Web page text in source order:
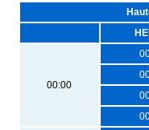
00:00